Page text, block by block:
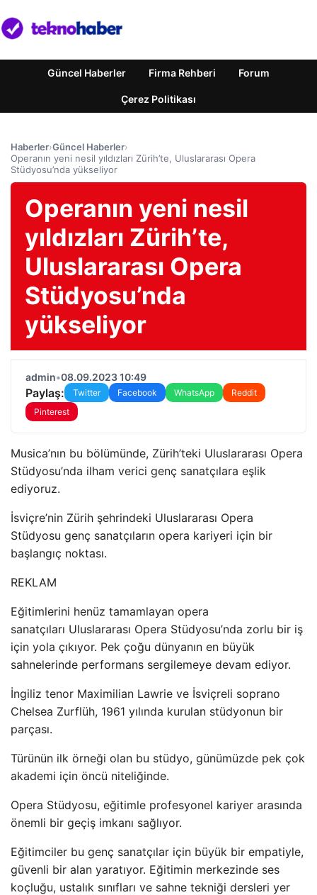
Güncel Haberler Firma Rehberi Forum
Çerez Politikası
Haberler›Güncel Haberler›
Operanın yeni nesil yıldızları Zürih’te, Uluslararası Opera
Stüdyosu’nda yükseliyor
Operanın yeni nesil
yıldızları Zürih’te,
Uluslararası Opera
Stüdyosu’nda
yükseliyor
admin•08.09.2023 10:49
Paylaş: Twitter Facebook WhatsApp
Reddit
Pinterest
Musica’nın bu bölümünde, Zürih’teki Uluslararası Opera
Stüdyosu’nda ilham verici genç sanatçılara eşlik
ediyoruz.
İsviçre’nin Zürih şehrindeki Uluslararası Opera
Stüdyosu genç sanatçıların opera kariyeri için bir
başlangıç noktası.
REKLAM
Eğitimlerini henüz tamamlayan opera
sanatçıları Uluslararası Opera Stüdyosu’nda zorlu bir iş
için yola çıkıyor. Pek çoğu dünyanın en büyük
sahnelerinde performans sergilemeye devam ediyor.
İngiliz tenor Maximilian Lawrie ve İsviçreli soprano
Chelsea Zurflüh, 1961 yılında kurulan stüdyonun bir
parçası.
Türünün ilk örneği olan bu stüdyo, günümüzde pek çok
akademi için öncü niteliğinde.
Opera Stüdyosu, eğitimle profesyonel kariyer arasında
önemli bir geçiş imkanı sağlıyor.
Eğitimciler bu genç sanatçılar için büyük bir empatiyle,
güvenli bir alan yaratıyor. Eğitimin merkezinde ses
koçluğu, ustalık sınıfları ve sahne tekniği dersleri yer